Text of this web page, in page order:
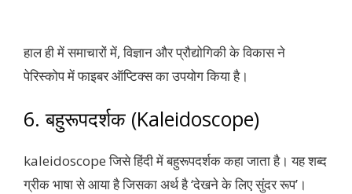
हाल ही में समाचारों में, विज्ञान और प्रौद्योगिकी के विकास ने
पेरिस्कोप में फाइबर ऑप्टिक्स का उपयोग किया है।
6. बहुरूपदर्शक (Kaleidoscope)
kaleidoscope जिसे हिंदी में बहुरूपदर्शक कहा जाता है। यह शब्द
ग्रीक भाषा से आया है जिसका अर्थ है ‘देखने के लिए सुंदर रूप’।